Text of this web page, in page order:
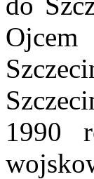
Ojcem
1990